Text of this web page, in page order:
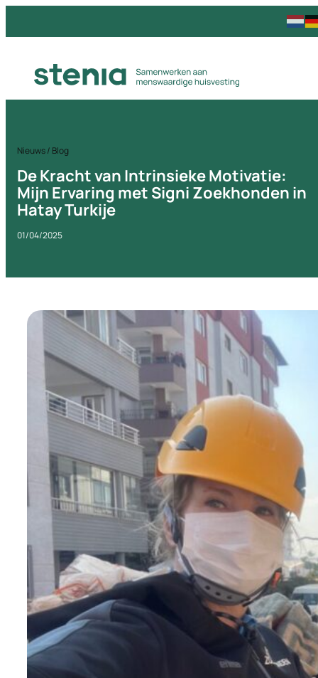
Nieuws / Blog
De Kracht van Intrinsieke Motivatie:
Mijn Ervaring met Signi Zoekhonden in
Hatay Turkije
01/04/2025